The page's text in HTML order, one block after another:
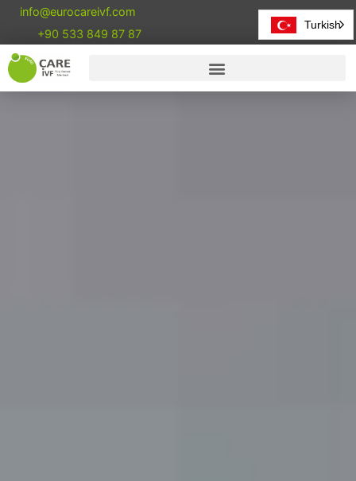
info@eurocareivf.com
+90 533 849 87 87
Turkish